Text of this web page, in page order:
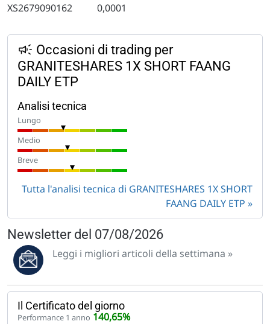
XS2679090162 0,0001
Occasioni di trading per
GRANITESHARES 1X SHORT FAANG
DAILY ETP
Analisi tecnica
Lungo
Medio
Breve
Tutta l'analisi tecnica di GRANITESHARES 1X SHORT
FAANG DAILY ETP
Newsletter del 07/08/2026
Leggi i migliori articoli della settimana »
Il Certificato del giorno
Performance 1 anno 140,65%